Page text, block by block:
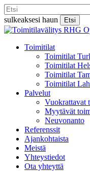
Skip
to
main
content
sulkeaksesi haun
Etsi
Close
Menu
Toimitilat
Toimitilat
Toimitilat
Toimitilat
Toimitilat
Palvelut
Vuokrattavat
Myytävät
Neuvonanto
Referenssit
Ajankohtaista
Meistä
Yhteystiedot
Ota yhteyttä